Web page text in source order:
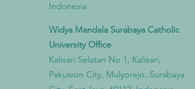
Indonesia
Widya Mandala Surabaya Catholic
University Office
Kalisari Selatan No 1, Kalisari,
Pakuwon City, Mulyorejo, Surabaya